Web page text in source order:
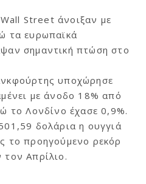
Street άνοιξαν με
τα ευρωπαϊκά
σημαντική πτώση στο
υποχώρησε
με άνοδο 18% από
το Λονδίνο έχασε 0,9%.
δολάρια η ουγγιά
το προηγούμενο ρεκόρ
Απρίλιο.